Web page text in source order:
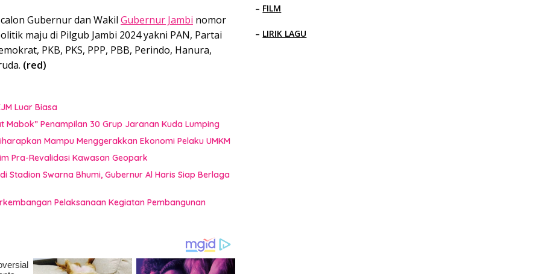
Gubernur dan Wakil Gubernur Jambi nomor
maju di Pilgub Jambi 2024 yakni PAN, Partai
PKB, PKS, PPP, PBB, Perindo, Hanura,
(red)
Luar Biasa
Mabok” Penampilan 30 Grup Jaranan Kuda Lumping
Mampu Menggerakkan Ekonomi Pelaku UMKM
Pra-Revalidasi Kawasan Geopark
Stadion Swarna Bhumi, Gubernur Al Haris Siap Berlaga
Pelaksanaan Kegiatan Pembangunan
– FILM
– LIRIK LAGU